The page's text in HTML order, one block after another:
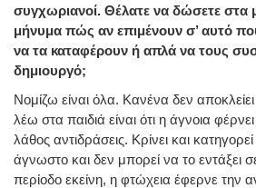
συγχωριανοί. Θέλατε να δώσετε στα
μήνυμα πώς αν επιμένουν σ’ αυτό
να τα καταφέρουν ή απλά να τους
δημιουργό;
Νομίζω είναι όλα. Κανένα δεν
λέω στα παιδιά είναι ότι η άγνοια
λάθος αντιδράσεις. Κρίνει και
άγνωστο και δεν μπορεί να το εντάξει
περίοδο εκείνη, η φτώχεια έφερνε την